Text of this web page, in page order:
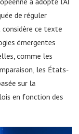
de réguler
ce texte
émergentes
comme les
les États-
sur la
en fonction des